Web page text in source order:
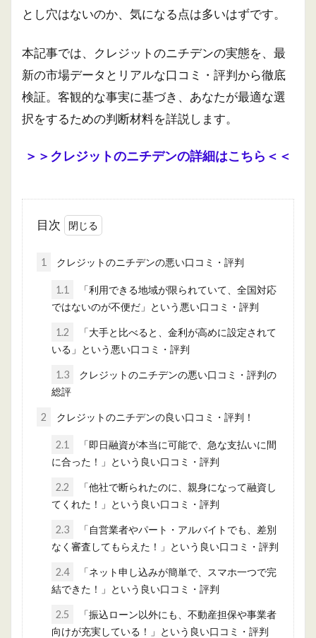
とし穴はないのか、気になる点は多いはずです。
本記事では、クレジットのニチデンの実態を、最
新の市場データとリアルな口コミ・評判から徹底
検証。客観的な事実に基づき、あなたが最適な選
択をするための判断材料を詳説します。
＞＞クレジットのニチデンの詳細はこちら＜＜
目次
1 クレジットのニチデンの悪い口コミ・評判
1.1
「利用できる地域が限られていて、全国対応
ではないのが不便だ」という悪い口コミ・評判
1.2
「大手と比べると、金利が高めに設定されて
いる」という悪い口コミ・評判
1.3
クレジットのニチデンの悪い口コミ・評判の
総評
2 クレジットのニチデンの良い口コミ・評判！
2.1
「即日融資が本当に可能で、急な支払いに間
に合った！」という良い口コミ・評判
2.2
「他社で断られたのに、親身になって融資し
てくれた！」という良い口コミ・評判
2.3
「自営業者やパート・アルバイトでも、差別
なく審査してもらえた！」という良い口コミ・評判
2.4
「ネット申し込みが簡単で、スマホ一つで完
結できた！」という良い口コミ・評判
2.5
「振込ローン以外にも、不動産担保や事業者
向けが充実している！」という良い口コミ・評判